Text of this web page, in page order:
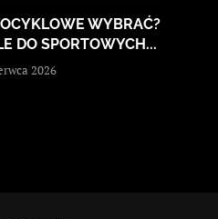
WYBRAĆ?
DO SPORTOWYCH...
2026